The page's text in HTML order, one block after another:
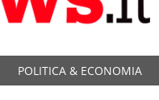
POLITICA & ECONOMIA